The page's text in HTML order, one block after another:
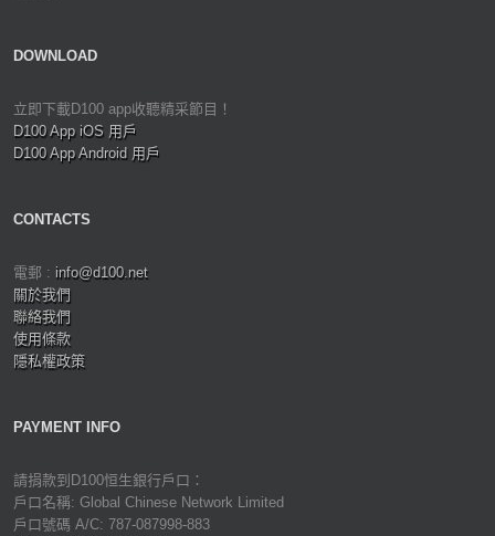
DOWNLOAD
立即下載D100 app收聽精采節目！
D100 App iOS 用戶
D100 App Android 用戶
CONTACTS
電郵 : info@d100.net
關於我們
聯絡我們
使用條款
隱私權政策
PAYMENT INFO
請捐款到D100恒生銀行戶口：
戶口名稱: Global Chinese Network Limited
戶口號碼 A/C: 787-087998-883